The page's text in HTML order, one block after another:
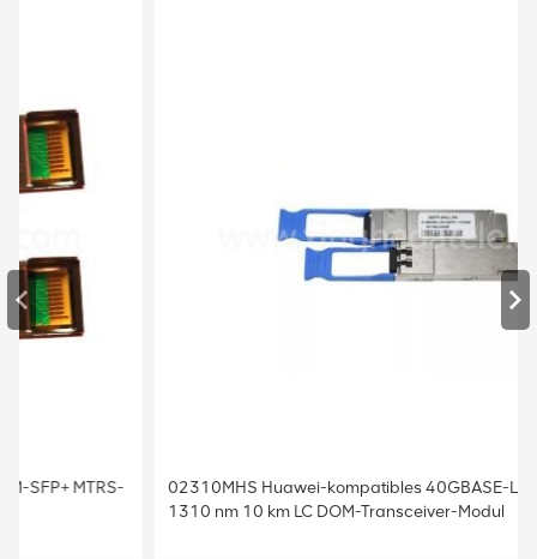
02310MHS Huawei-kompatibles 40GBASE-LR4 QSFP+
1310 nm 10 km LC DOM-Transceiver-Modul